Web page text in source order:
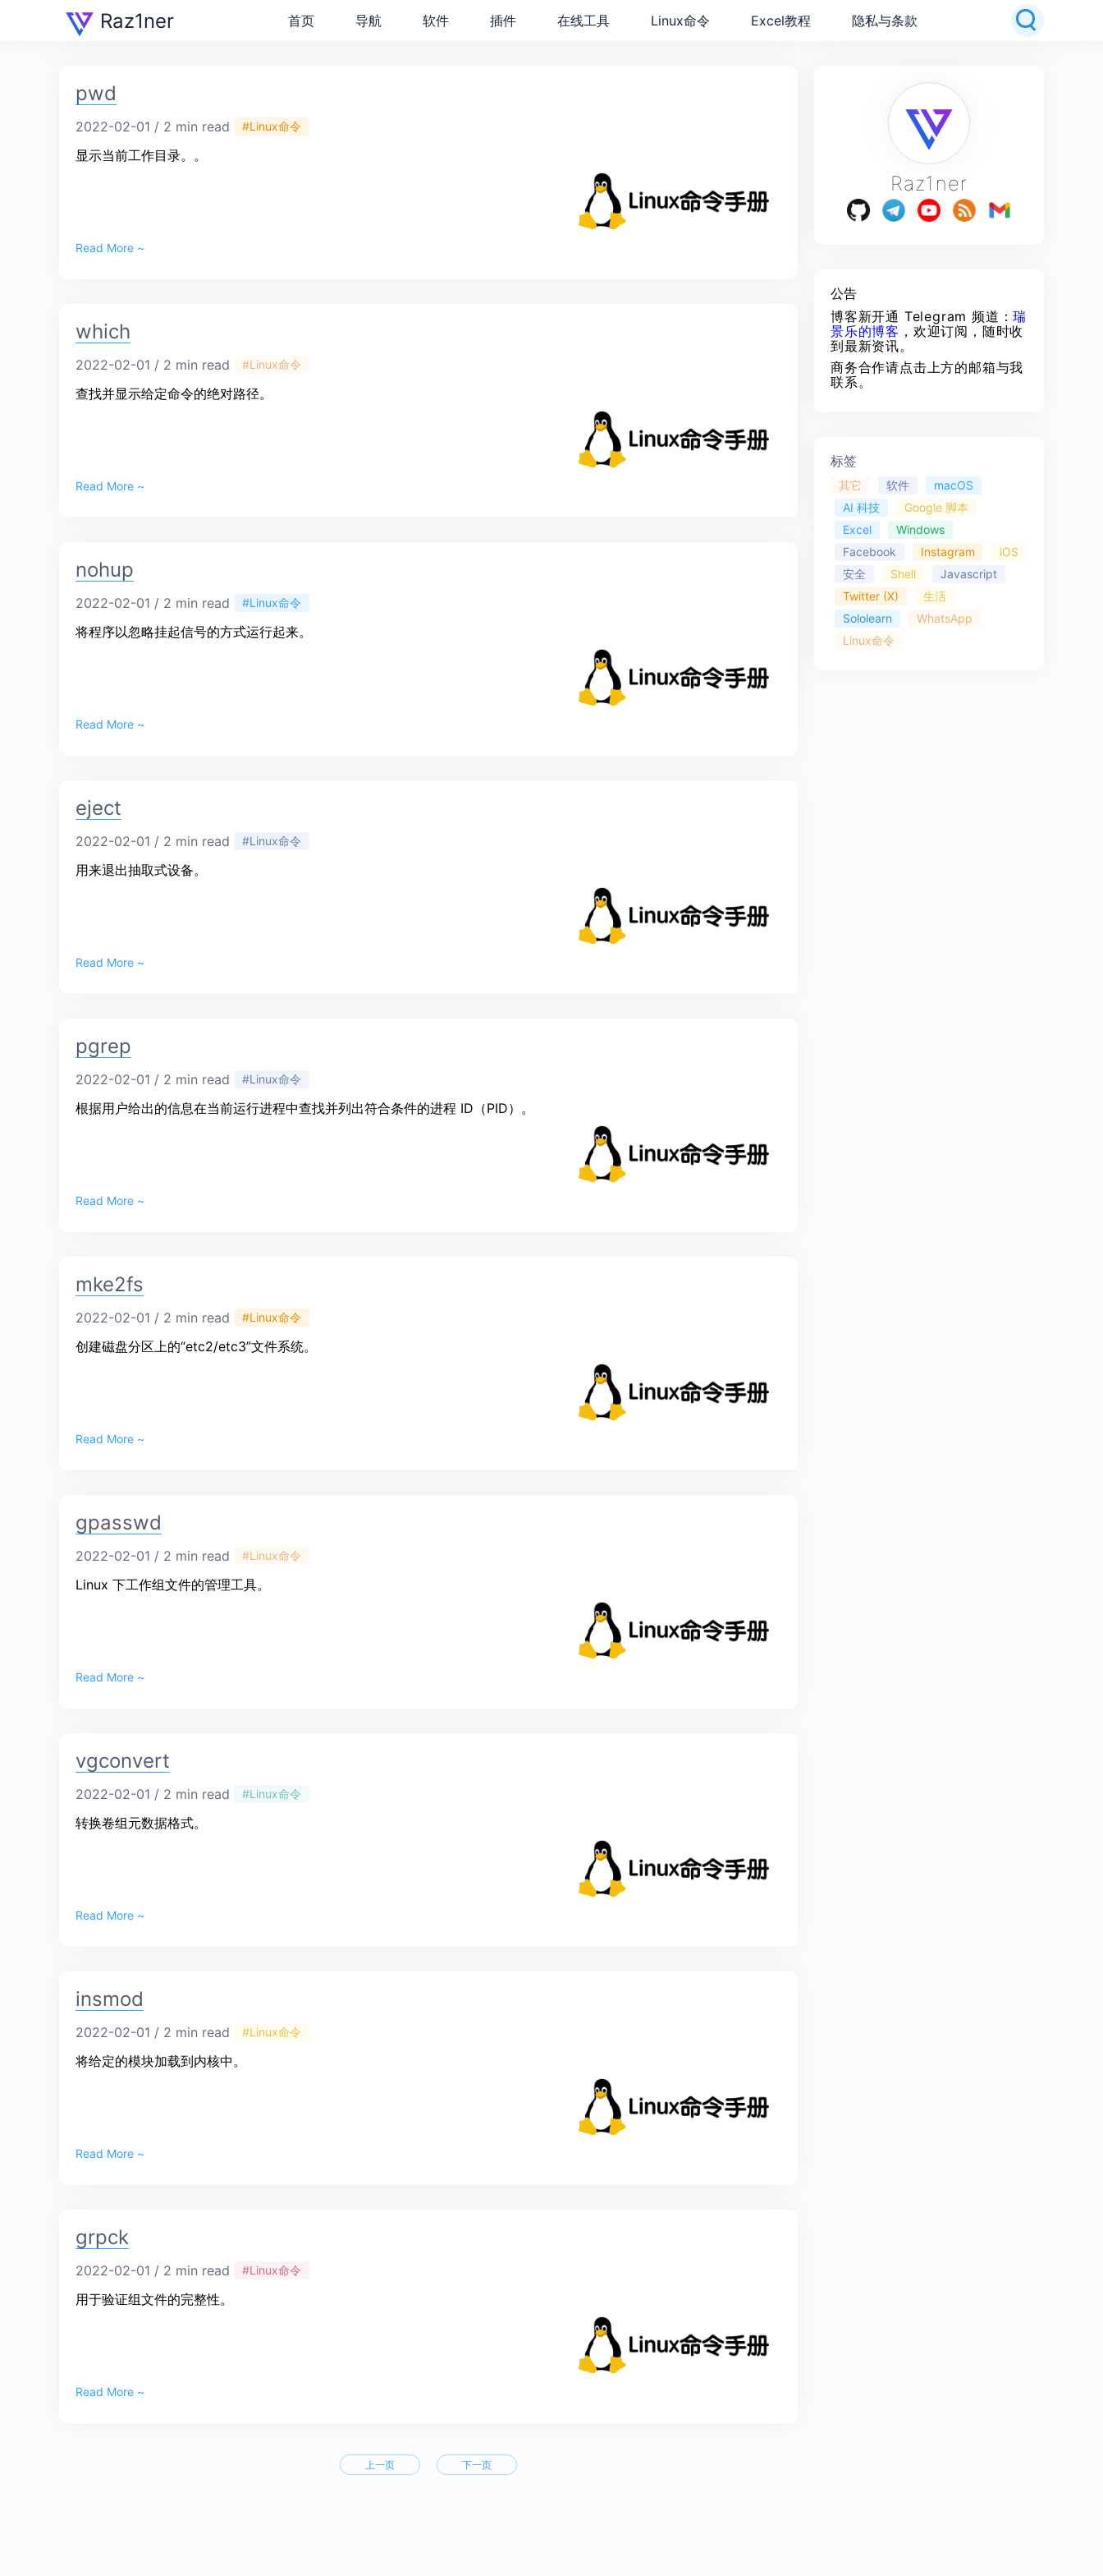
Raz1ner 首页 导航 软件 插件 在线工具 Linux命令 Excel教程 隐私与条款
pwd
2022-02-01 / 2 min read #Linux命令
显示当前工作目录。。
Read More ~
which
2022-02-01 / 2 min read #Linux命令
查找并显示给定命令的绝对路径。
Read More ~
nohup
2022-02-01 / 2 min read #Linux命令
将程序以忽略挂起信号的方式运行起来。
Read More ~
eject
2022-02-01 / 2 min read #Linux命令
用来退出抽取式设备。
Read More ~
pgrep
2022-02-01 / 2 min read #Linux命令
根据用户给出的信息在当前运行进程中查找并列出符合条件的进程 ID（PID）。
Read More ~
mke2fs
2022-02-01 / 2 min read #Linux命令
创建磁盘分区上的“etc2/etc3”文件系统。
Read More ~
gpasswd
2022-02-01 / 2 min read #Linux命令
Linux 下工作组文件的管理工具。
Read More ~
vgconvert
2022-02-01 / 2 min read #Linux命令
转换卷组元数据格式。
Read More ~
insmod
2022-02-01 / 2 min read #Linux命令
将给定的模块加载到内核中。
Read More ~
grpck
2022-02-01 / 2 min read #Linux命令
用于验证组文件的完整性。
Read More ~
上一页 下一页
Raz1ner
公告
博客新开通 Telegram 频道：瑞
景乐的博客 ，欢迎订阅，随时收
到最新资讯。
商务合作请点击上方的邮箱与我
联系。
标签
其它 软件
macOS
AI 科技
Google 脚本
Excel
Windows
Facebook
Instagram
iOS
安全
Shell
Javascript
Twitter (X)
生活
Sololearn
WhatsApp
Linux命令